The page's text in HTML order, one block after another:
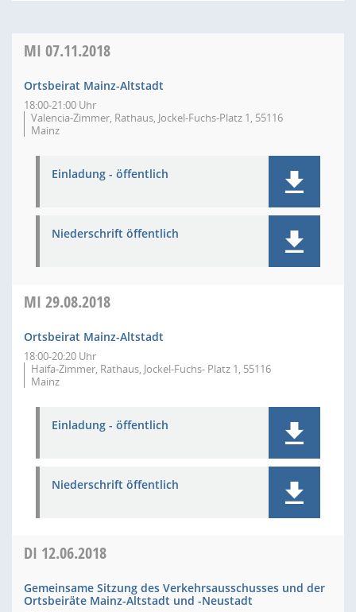
MI 07.11.2018
Ortsbeirat Mainz-Altstadt
18:00-21:00 Uhr
Valencia-Zimmer, Rathaus, Jockel-Fuchs-Platz 1, 55116
Mainz
Einladung - öffentlich
Niederschrift öffentlich
MI 29.08.2018
Ortsbeirat Mainz-Altstadt
18:00-20:20 Uhr
Haifa-Zimmer, Rathaus, Jockel-Fuchs- Platz 1, 55116
Mainz
Einladung - öffentlich
Niederschrift öffentlich
DI 12.06.2018
Gemeinsame Sitzung des Verkehrsausschusses und der
Ortsbeiräte Mainz-Altstadt und -Neustadt